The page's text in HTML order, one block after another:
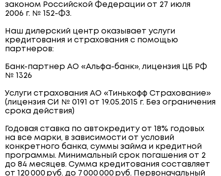
законом Российской Федерации от 27 июля
2006 г. № 152-ФЗ.
Наш дилерский центр оказывает услуги
кредитования и страхования с помощью
партнеров:
Банк-партнер АО «Альфа-банк», лицензия ЦБ РФ
№ 1326
Услуги страхования АО «Тинькофф Страхование»
(лицензия СИ № 0191 от 19.05.2015 г. Без ограничения
срока действия)
Годовая ставка по автокредиту от 18% годовых
на все марки, в зависимости от условий
конкретного банка, суммы займа и кредитной
программы. Минимальный срок погашения от 2
до 84 месяцев. Сумма кредитования составляет
от 120 000 руб. до 7 000 000 руб. Первоначальный